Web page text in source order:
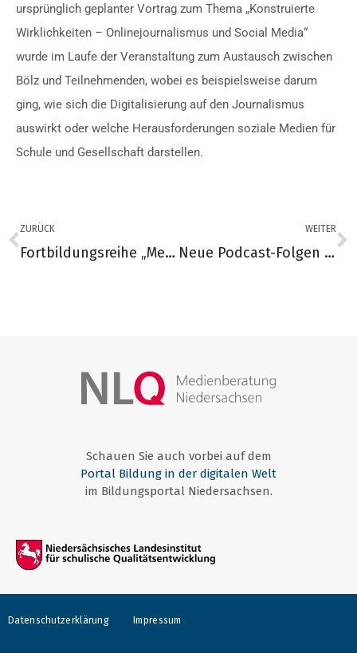
ursprünglich geplanter Vortrag zum Thema „Konstruierte
Wirklichkeiten – Onlinejournalismus und Social Media“
wurde im Laufe der Veranstaltung zum Austausch zwischen
Bölz und Teilnehmenden, wobei es beispielsweise darum
ging, wie sich die Digitalisierung auf den Journalismus
auswirkt oder welche Herausforderungen soziale Medien für
Schule und Gesellschaft darstellen.
ZURÜCK
Fortbildungsreihe „Medienkompetenz an der Grundschule“
WEITER
Neue Podcast-Folgen von Schule Macht Medien
Schauen Sie auch vorbei auf dem
Portal Bildung in der digitalen Welt
im Bildungsportal Niedersachsen.
Datenschutzerklärung Impressum